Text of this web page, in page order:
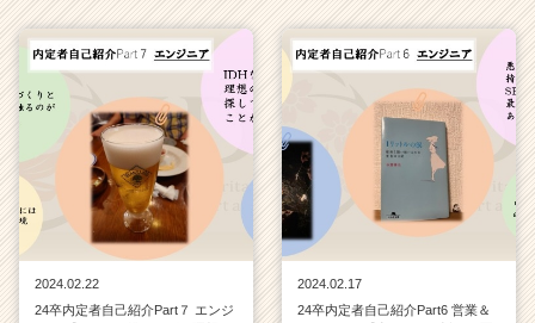
2024.02.22
24卒内定者自己紹介Part７ エンジ
2024.02.17
24卒内定者自己紹介Part6 営業＆